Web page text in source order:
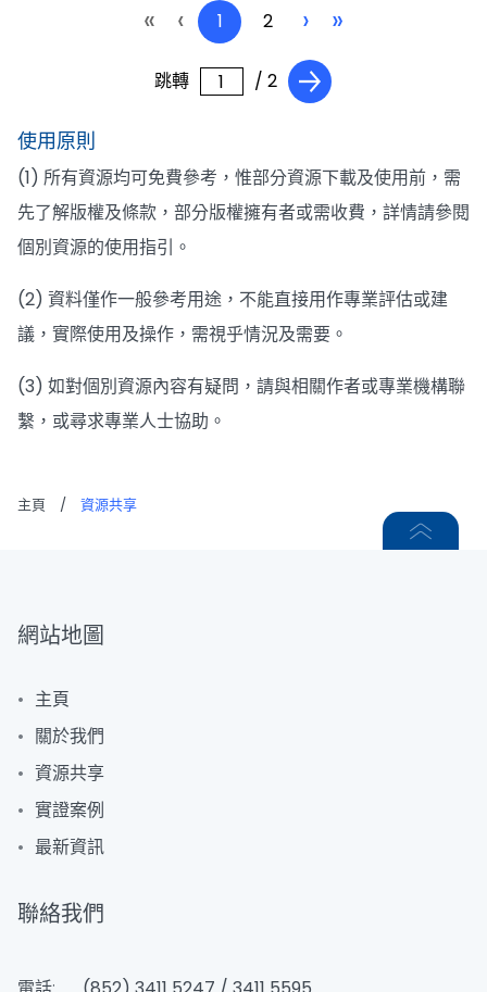
« ‹ 1 2 › »
跳轉 / 2
使用原則
(1) 所有資源均可免費參考，惟部分資源下載及使用前，需
先了解版權及條款，部分版權擁有者或需收費，詳情請參閱
個別資源的使用指引。
(2) 資料僅作一般參考用途，不能直接用作專業評估或建
議，實際使用及操作，需視乎情況及需要。
(3) 如對個別資源內容有疑問，請與相關作者或專業機構聯
繫，或尋求專業人士協助。
主頁 / 資源共享
網站地圖
主頁
關於我們
資源共享
實證案例
最新資訊
聯絡我們